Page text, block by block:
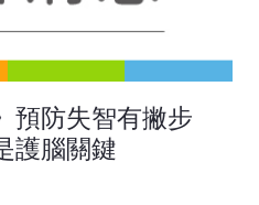
預防失智有撇步
護腦關鍵